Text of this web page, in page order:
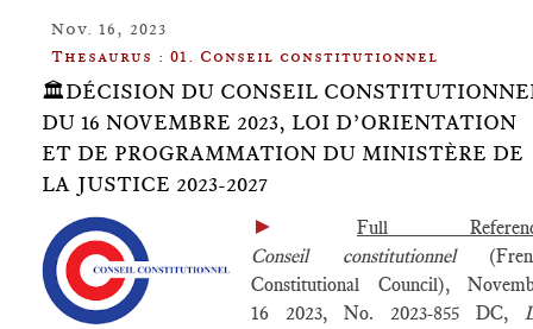
Nov. 16, 2023
Thesaurus : 01. Conseil constitutionnel
🏛️DÉCISION DU CONSEIL
DU 16 NOVEMBRE 2023, LOI D’ORIENTATION
ET DE PROGRAMMATION DU MINISTÈRE DE
LA JUSTICE 2023‑2027
►
Full
Conseil constitutionnel
Constitutional Council),
16 2023, No. 2023-855 DC,